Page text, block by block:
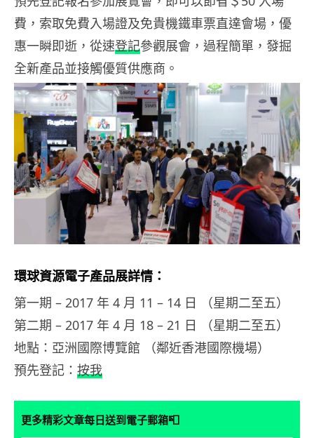
費，索取免費入場證及免貴機鐵車票直達會場，優
惠一瞬即逝，從速登記參觀展會，過程簡單，發掘
全新產品並接觸優質供應商。
環球資源電子產品展詳情：
第一期 – 2017 年 4 月 11 – 14 日 （星期二至五）
第二期 – 2017 年 4 月 18 – 21 日 （星期二至五）
地點：亞洲國際博覽館 （鄰近香港國際機場）
預先登記： 按我
更多精彩文章每日送到電子郵箱📮